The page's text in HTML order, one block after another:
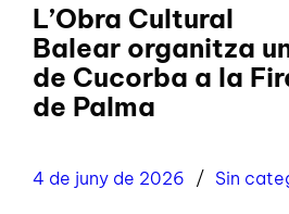
L’Obra Cultural
Balear organitza
de Cucorba a la
de Palma
4 de juny de 2026 Sin